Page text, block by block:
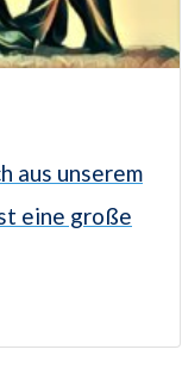
aus unserem
eine große